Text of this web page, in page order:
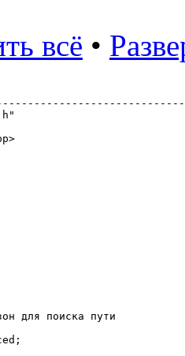
всё •
для поиска пути